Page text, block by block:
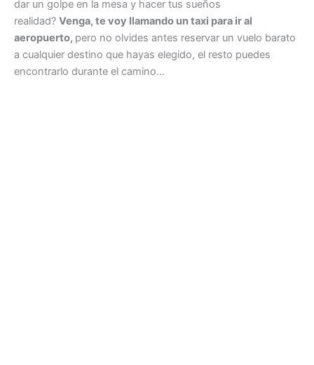
dar un golpe en la mesa y hacer tus sueños
realidad? Venga, te voy llamando un taxi para ir al
aeropuerto, pero no olvides antes reservar un vuelo barato
a cualquier destino que hayas elegido, el resto puedes
encontrarlo durante el camino…